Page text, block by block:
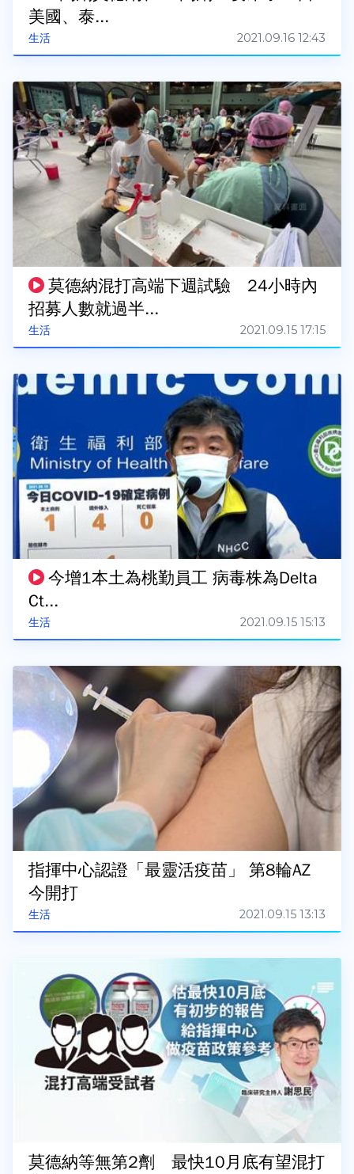
生活
美國、泰...
2021.09.16 12:43
生活
莫德納混打高端下週試驗 24小時內
招募人數就過半...
2021.09.15 17:15
生活
今增1本土為桃勤員工 病毒株為Delta
Ct...
2021.09.15 15:13
生活
指揮中心認證「最靈活疫苗」 第8輪AZ
今開打
2021.09.15 13:13
莫德納等無第2劑 最快10月底有望混打